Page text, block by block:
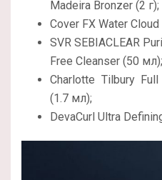
Madeira Bronzer (2 г);
Cover FX Water
SVR SEBIACLEAR
Free Cleanser (50 мл);
Charlotte Tilbury
(1.7 мл);
DevaCurl Ultra